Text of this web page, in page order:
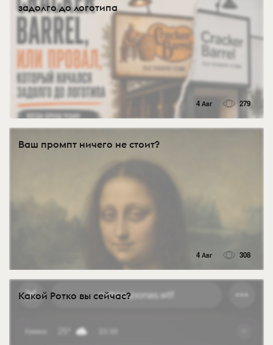
задолго до логотипа
4 Авг 279
Ваш промпт ничего не стоит?
4 Авг 308
Какой Ротко вы сейчас?